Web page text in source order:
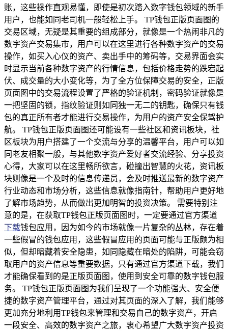
账，这些操作直观易懂，即使是初次踏入数字钱包领域的新手
用户，也能如同老司机一般轻松上手。 TP钱包正版页面图的
交易区域，无疑是其重要的组成部分，就像是一个热闹非凡的
数字资产交易集市，用户可以在这里进行各种数字资产的交易
操作，如买入心仪的资产、卖出手中的筹码等，交易界面会实
时显示当前各种数字资产的行情信息，包括价格走势的跌宕起
伏、成交量的大小变化等，为了全方位保障交易的安全，正版
页面图中的交易流程设置了严格的验证机制，密码验证就像是
一把坚固的锁，指纹验证则如同独一无二的钥匙，确保只有钱
包的真正所有者才能进行交易操作，为用户的资产安全保驾护
航。 TP钱包正版页面图还可能设有一些社区和资讯板块，社
区板块为用户搭建了一个交流与分享的温馨平台，用户可以如
同老友相聚一般，与其他数字资产爱好者交流经验、分享投资
心得，大家可以在这里畅所欲言，碰撞出智慧的火花，资讯板
块则像是一个及时的信息传递员，会及时推送最新的数字资产
行业动态和市场分析，这些信息就像指南针，帮助用户更好地
了解市场趋势，从而做出更加明智的投资决策。 需要特别注
意的是，在获取TP钱包正版页面图时，一定要通过官方渠道
下载钱包应用，因为如今的市场就像一片复杂的丛林，存在着
一些假冒的钱包应用，这些假冒应用的页面可能与正版颇为相
似，但却暗藏着安全隐患，如同隐藏在暗处的陷阱，可能会窃
取用户的资产信息等重要数据，只有通过官方渠道下载，我们
才能确保看到的是正版页面图，使用到安全可靠的数字钱包服
务。 TP钱包正版页面图为我们呈现了一个功能强大、安全便
捷的数字资产管理平台，通过对其页面的深入了解，我们能够
更加充分地利用TP钱包来管理和交易自己的数字资产，开启
一段安全、高效的数字资产之旅，衷心希望广大数字资产投资